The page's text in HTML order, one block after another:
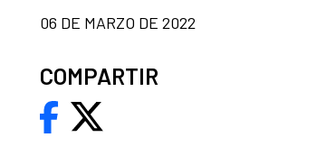
06 DE MARZO DE 2022
COMPARTIR